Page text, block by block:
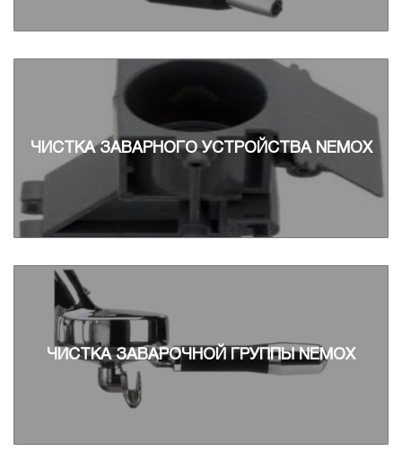
ЧИСТКА ЗАВАРНОГО УСТРОЙСТВА NEMOX
ЧИСТКА ЗАВАРОЧНОЙ ГРУППЫ NEMOX